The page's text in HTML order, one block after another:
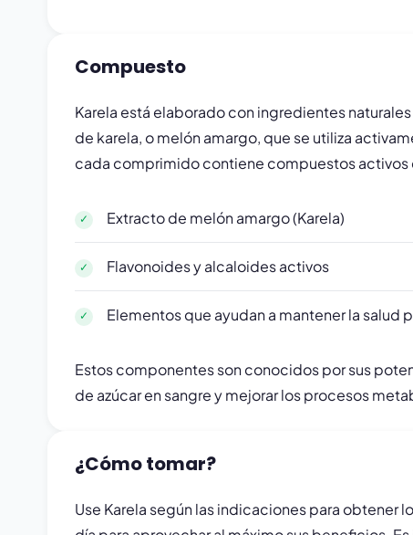
Compuesto
Karela está elaborado con ingredientes
de karela, o melón amargo, que se utiliza
cada comprimido contiene compuestos activos
Extracto de melón amargo (Karela)
Flavonoides y alcaloides activos
Elementos que ayudan a mantener la salud
Estos componentes son conocidos por sus
de azúcar en sangre y mejorar los procesos
¿Cómo tomar?
Use Karela según las indicaciones para obtener